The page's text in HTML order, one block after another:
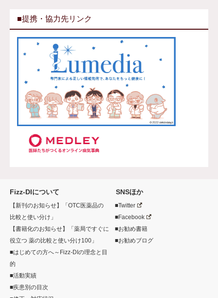
■提携・協力先リンク
Fizz-DIについて
【新刊のお知らせ】「OTC医薬品の
比較と使い分け」
【書籍化のお知らせ】「薬局ですぐに
役立つ 薬の比較と使い分け100」
■はじめての方へ～Fizz-DIの理念と目
的
■活動実績
■疾患別の目次
SNSほか
■Twitter
■Facebook
■お勧め書籍
■お勧めブログ